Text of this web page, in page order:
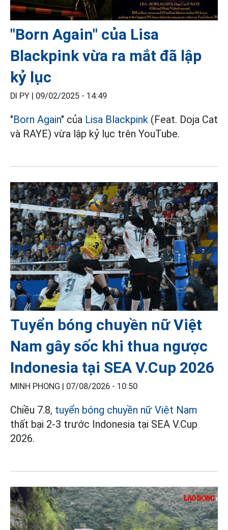
"Born Again" của Lisa
Blackpink vừa ra mắt đã lập
kỷ lục
DI PY | 09/02/2025 - 14:49
"Born Again" của Lisa Blackpink (Feat. Doja Cat
và RAYE) vừa lập kỷ lục trên YouTube.
Tuyển bóng chuyền nữ Việt
Nam gây sốc khi thua ngược
Indonesia tại SEA V.Cup 2026
MINH PHONG | 07/08/2026 - 10:50
Chiều 7.8, tuyển bóng chuyền nữ Việt Nam
thất bại 2-3 trước Indonesia tại SEA V.Cup
2026.